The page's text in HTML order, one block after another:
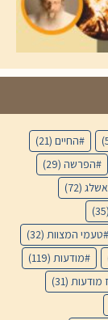
החיים (21)
הפרשה (29)
(72)
(35)
טעמי המצוות (32)
מודעות (119)
מודעות (31)